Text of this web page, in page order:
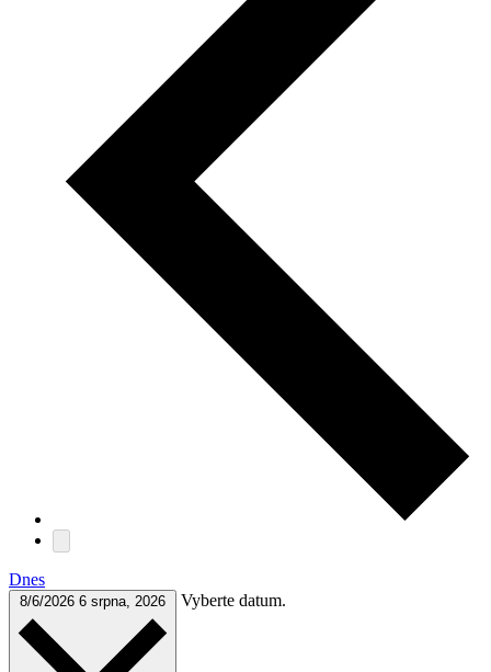
Dnes
8/6/2026 6 srpna, 2026 Vyberte datum.